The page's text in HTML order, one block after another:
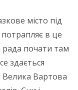
місто під
в це
рада почати там
здається
Велика Вартова